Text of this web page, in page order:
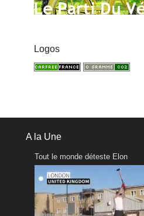
Logos
A la Une
Tout le monde déteste Elon